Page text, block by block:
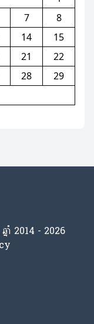
7
8
14
15
21
22
28
29
ាំ 2014 - 2026